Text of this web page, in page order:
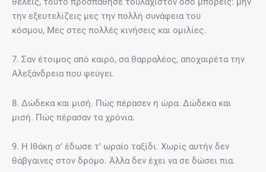
την εξευτελίζεις μες την πολλή συνάφεια του
κόσμου, Μες στες πολλές κινήσεις και ομιλίες.
7. Σαν έτοιμος από καιρό, σα θαρραλέος, αποχαιρέτα την
Αλεξάνδρεια που φεύγει.
8. Δώδεκα και μισή. Πώς πέρασεν η ώρα. Δώδεκα και
μισή. Πώς πέρασαν τα χρόνια.
9. Η Ιθάκη σ’ έδωσε τ’ ωραίο ταξίδι. Χωρίς αυτήν δεν
θάβγαινες στον δρόμο. Άλλα δεν έχει να σε δώσει πια.